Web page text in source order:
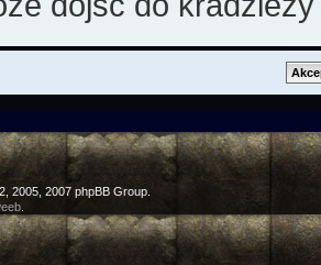
2005, 2007 phpBB Group.